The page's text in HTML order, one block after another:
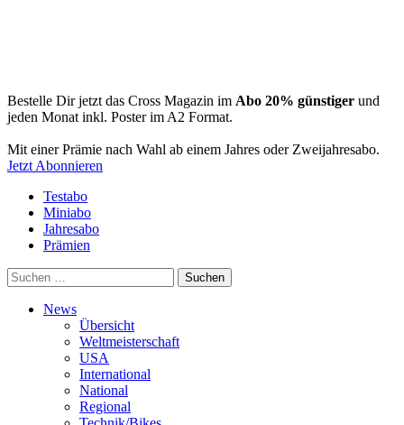
Bestelle Dir jetzt das Cross Magazin im Abo 20% günstiger und
jeden Monat inkl. Poster im A2 Format.
Mit einer Prämie nach Wahl ab einem Jahres oder Zweijahresabo.
Jetzt Abonnieren
Testabo
Miniabo
Jahresabo
Prämien
Suchen
nach:
News
Übersicht
Weltmeisterschaft
USA
International
National
Regional